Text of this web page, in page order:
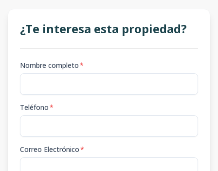
¿Te interesa esta propiedad?
Nombre completo*
Teléfono*
Correo Electrónico*